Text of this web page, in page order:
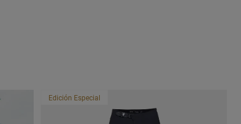
Edición Especial